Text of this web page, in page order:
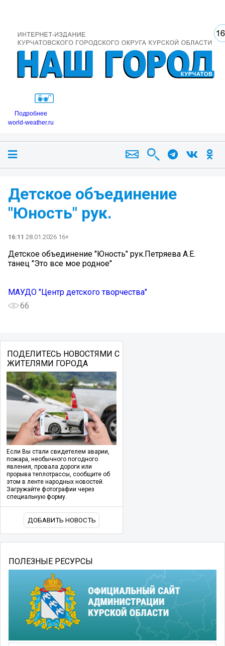
Подробнее
world-weather.ru
Детское объединение
"Юность" рук.
16:11 28.01.2026 16+
Детское объединение "Юность" рук.Петряева А.Е.
танец "Это все мое родное"
МАУДО "Центр детского творчества"
66
ПОДЕЛИТЕСЬ НОВОСТЯМИ С
ЖИТЕЛЯМИ ГОРОДА
Если Вы стали свидетелем аварии,
пожара, необычного погодного
явления, провала дороги или
прорыва теплотрассы, сообщите об
этом в ленте народных новостей.
Загружайте фотографии через
специальную форму.
ДОБАВИТЬ НОВОСТЬ
ПОЛЕЗНЫЕ РЕСУРСЫ